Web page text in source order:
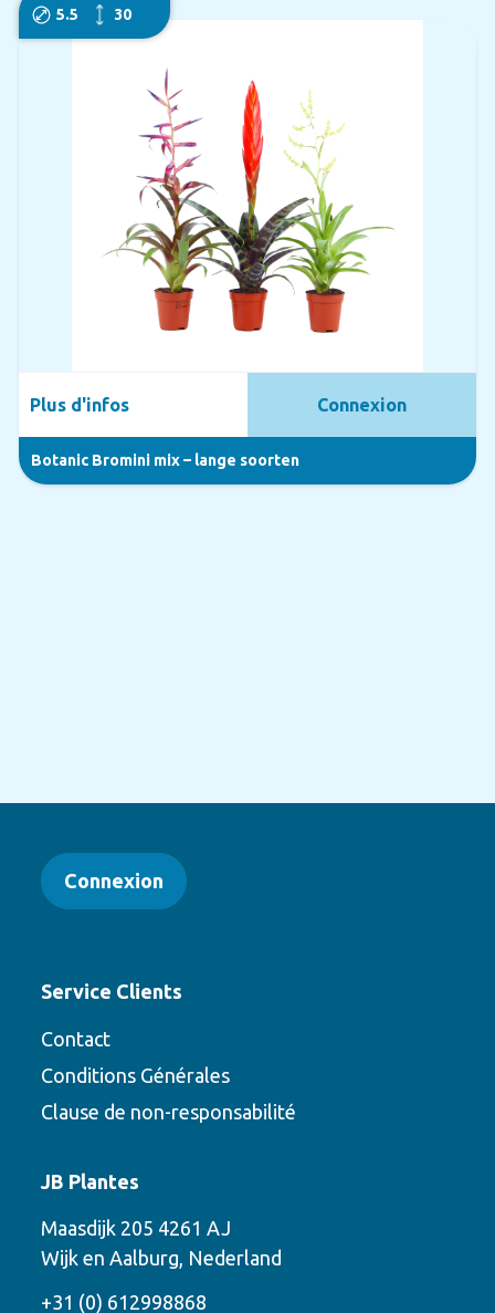
5.5 30
Botanic Bromini mix – lange soorten
Plus d'infos Connexion
options suivantes
Connexion
Service Clients
Contact
Conditions Générales
Clause de non-responsabilité
JB Plantes
Maasdijk 205 4261 AJ
Wijk en Aalburg, Nederland
+31 (0) 612998868